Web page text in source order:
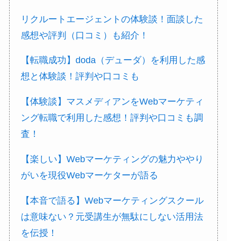
リクルートエージェントの体験談！面談した
感想や評判（口コミ）も紹介！
【転職成功】doda（デューダ）を利用した感
想と体験談！評判や口コミも
【体験談】マスメディアンをWebマーケティ
ング転職で利用した感想！評判や口コミも調
査！
【楽しい】Webマーケティングの魅力ややり
がいを現役Webマーケターが語る
【本音で語る】Webマーケティングスクール
は意味ない？元受講生が無駄にしない活用法
を伝授！